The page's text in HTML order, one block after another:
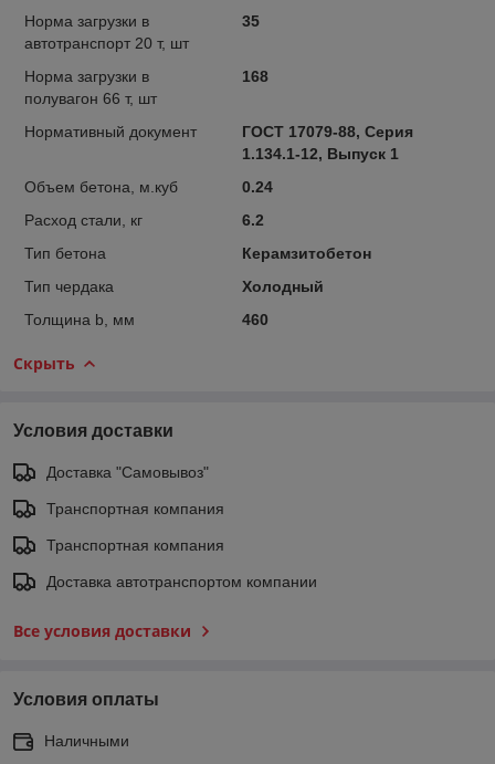
Норма загрузки в
автотранспорт 20 т, шт
35
Норма загрузки в
полувагон 66 т, шт
168
Нормативный документ
ГОСТ 17079-88, Серия
1.134.1-12, Выпуск 1
Объем бетона, м.куб
0.24
Расход стали, кг
6.2
Тип бетона
Керамзитобетон
Тип чердака
Холодный
Толщина b, мм
460
Скрыть
Условия доставки
Доставка "Самовывоз"
Транспортная компания
Транспортная компания
Доставка автотранспортом компании
Все условия доставки
Условия оплаты
Наличными